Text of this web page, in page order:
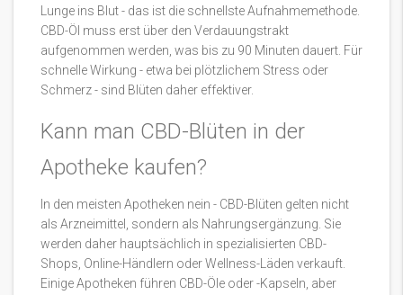
Lunge ins Blut - das ist die schnellste Aufnahmemethode.
CBD-Öl muss erst über den Verdauungstrakt
aufgenommen werden, was bis zu 90 Minuten dauert. Für
schnelle Wirkung - etwa bei plötzlichem Stress oder
Schmerz - sind Blüten daher effektiver.
Kann man CBD-Blüten in der
Apotheke kaufen?
In den meisten Apotheken nein - CBD-Blüten gelten nicht
als Arzneimittel, sondern als Nahrungsergänzung. Sie
werden daher hauptsächlich in spezialisierten CBD-
Shops, Online-Händlern oder Wellness-Läden verkauft.
Einige Apotheken führen CBD-Öle oder -Kapseln, aber